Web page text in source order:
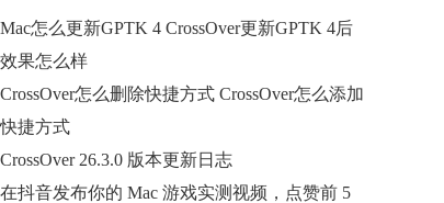
Mac怎么更新GPTK 4 CrossOver更新GPTK 4后
效果怎么样
CrossOver怎么删除快捷方式 CrossOver怎么添加
快捷方式
CrossOver 26.3.0 版本更新日志
在抖音发布你的 Mac 游戏实测视频，点赞前 5